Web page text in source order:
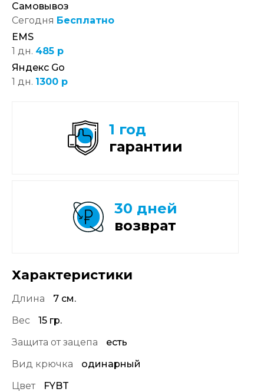
Самовывоз
Сегодня Бесплатно
EMS
1 дн. 485 р
Яндекс Go
1 дн. 1300 р
Характеристики
Длина
7 см.
Вес
15 гр.
Защита от зацепа
есть
Вид крючка
одинарный
Цвет
FYBT
1 год
гарантии
30 дней
возврат